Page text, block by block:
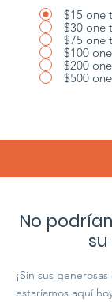
$15 one
$30 one
$75 one
$100
$200
$500
No
¡Sin sus
estaríamos aquí